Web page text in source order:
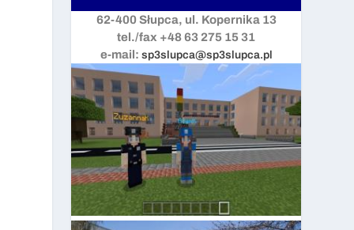
62-400 Słupca, ul. Kopernika 13
tel./fax +48 63 275 15 31
e-mail: sp3slupca@sp3slupca.pl